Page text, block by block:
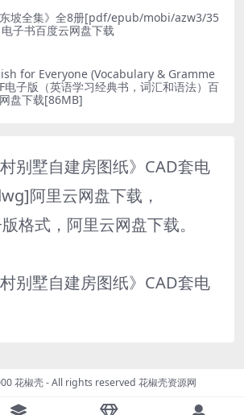
东坡全集》全8册[pdf/epub/mobi/azw3/35
子书百度云网盘下载
for Everyone (Vocabulary & Gramme
电子版（英语学习经典书，词汇和语法）百
盘下载[86MB]
村别墅自建房图纸》CAD套电
阿里云网盘下载，
格式，阿里云网盘下载。
村别墅自建房图纸》CAD套电
花椒壳 - All rights reserved 花椒壳资源网